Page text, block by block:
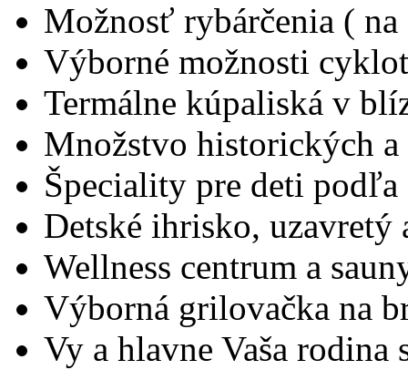
Možnosť rybárčenia (
Výborné možnosti
Termálne kúpaliská v
Množstvo historických
Špeciality pre deti podľa
Detské ihrisko, uzavretý
Wellness centrum a
Výborná grilovačka na
Vy a hlavne Vaša rodina